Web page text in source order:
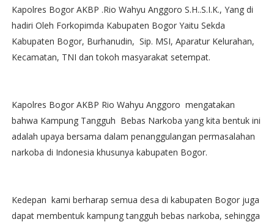
Kapolres Bogor AKBP .Rio Wahyu Anggoro S.H..S.I.K., Yang di
hadiri Oleh Forkopimda Kabupaten Bogor Yaitu Sekda
Kabupaten Bogor, Burhanudin, Sip. MSI, Aparatur Kelurahan,
Kecamatan, TNI dan tokoh masyarakat setempat.
Kapolres Bogor AKBP Rio Wahyu Anggoro mengatakan
bahwa Kampung Tangguh Bebas Narkoba yang kita bentuk ini
adalah upaya bersama dalam penanggulangan permasalahan
narkoba di Indonesia khusunya kabupaten Bogor.
Kedepan kami berharap semua desa di kabupaten Bogor juga
dapat membentuk kampung tangguh bebas narkoba, sehingga